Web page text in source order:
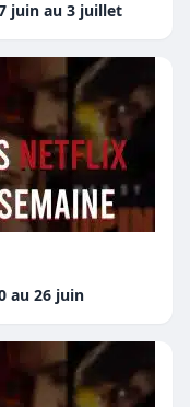
juin au 3 juillet
au 26 juin